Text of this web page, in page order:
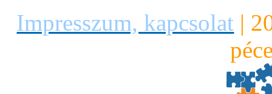
Impresszum, kapcsolat |